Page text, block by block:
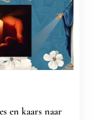
en kaars naar